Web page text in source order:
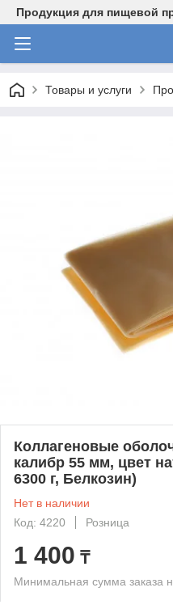
Продукция для пищевой
Товары и услуги
Коллагеновые
калибр 55 мм, цвет
6300 г, Белкозин)
Нет в наличии
Код: 4220
Розница
1 400 ₸
Минимальная сумма заказа